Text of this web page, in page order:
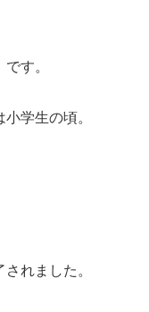
す。
学生の頃。
れました。